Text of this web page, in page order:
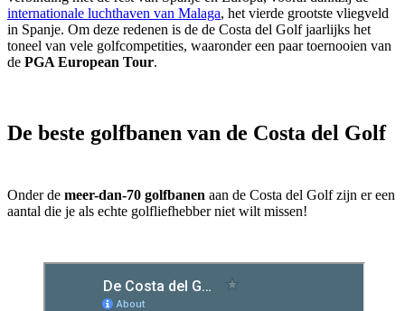
internationale luchthaven van Malaga, het vierde grootste vliegveld
in Spanje. Om deze redenen is de de Costa del Golf jaarlijks het
toneel van vele golfcompetities, waaronder een paar toernooien van
de PGA European Tour.
De beste golfbanen van de Costa del Golf
Onder de meer-dan-70 golfbanen aan de Costa del Golf zijn er een
aantal die je als echte golfliefhebber niet wilt missen!